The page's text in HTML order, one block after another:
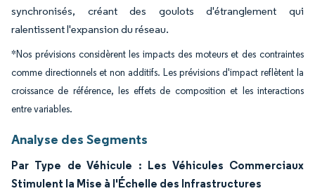
synchronisés, créant des goulots d'étranglement qui
ralentissent l'expansion du réseau.
*Nos prévisions considèrent les impacts des moteurs et des contraintes
comme directionnels et non additifs. Les prévisions d'impact reflètent la
croissance de référence, les effets de composition et les interactions
entre variables.
Analyse des Segments
Par Type de Véhicule : Les Véhicules Commerciaux
Stimulent la Mise à l'Échelle des Infrastructures